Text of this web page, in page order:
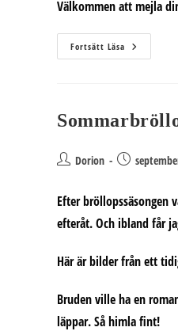
Välkommen att mejla
Fortsätt Läsa Fest
–
Inläggsförfattare:
Dorion
Inlägget
Efter bröllopssäsongen
efteråt. Och ibland får
Här är bilder från ett
Bruden ville ha en
läppar. Så himla fint!